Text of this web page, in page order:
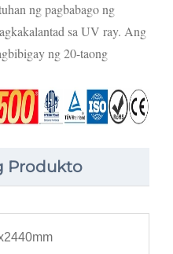
ng pagbabago ng
sa UV ray. Ang
ng 20-taong
Produkto